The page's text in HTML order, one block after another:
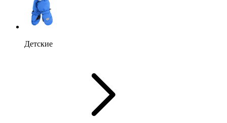
Детские